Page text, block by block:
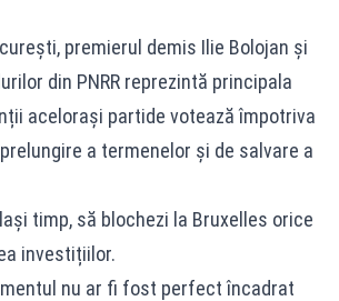
premierul demis Ilie Bolojan și
din PNRR reprezintă principala
acelorași partide votează împotriva
a termenelor și de salvare a
timp, să blochezi la Bruxelles orice
investițiilor.
nu ar fi fost perfect încadrat